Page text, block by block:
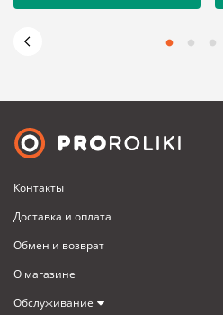
Контакты
Доставка и оплата
Обмен и возврат
О магазине
Обслуживание